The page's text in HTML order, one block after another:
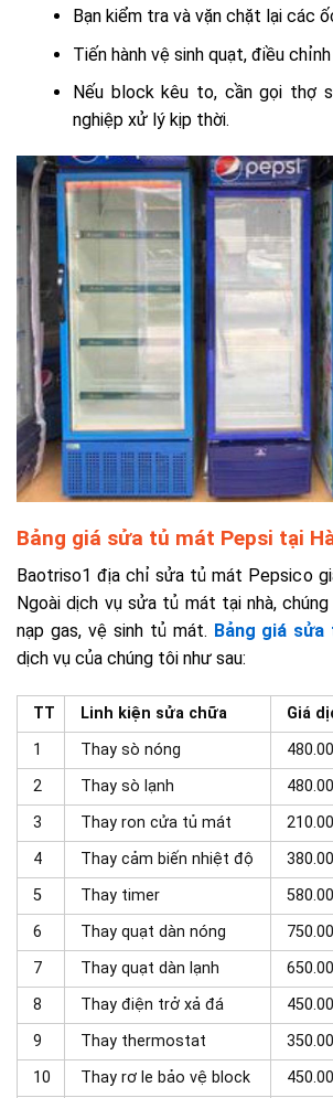
Bạn kiểm tra và vặn chặt lại các
Tiến hành vệ sinh quạt, điều
Nếu block kêu to, cần gọi thợ
nghiệp xử lý kịp thời.
Bảng giá sửa tủ mát Pepsi tại
Baotriso1 địa chỉ sửa tủ mát Pepsico
Ngoài dịch vụ sửa tủ mát tại nhà,
nạp gas, vệ sinh tủ mát. Bảng giá
dịch vụ của chúng tôi như sau:
TT Linh kiện sửa chữa
Giá
1
Thay sò nóng
2
Thay sò lạnh
3
Thay ron cửa tủ mát
4
Thay cảm biến nhiệt độ
5
Thay timer
6
Thay quạt dàn nóng
7
Thay quạt dàn lạnh
8
Thay điện trở xả đá
9
Thay thermostat
10
Thay rơ le bảo vệ block